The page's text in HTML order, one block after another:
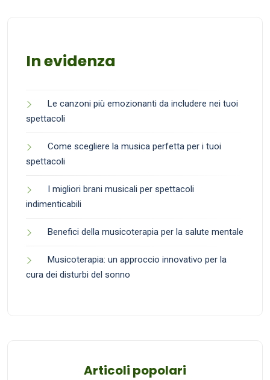
In evidenza
Le canzoni più emozionanti da includere nei tuoi
spettacoli
Come scegliere la musica perfetta per i tuoi
spettacoli
I migliori brani musicali per spettacoli
indimenticabili
Benefici della musicoterapia per la salute mentale
Musicoterapia: un approccio innovativo per la
cura dei disturbi del sonno
Articoli popolari